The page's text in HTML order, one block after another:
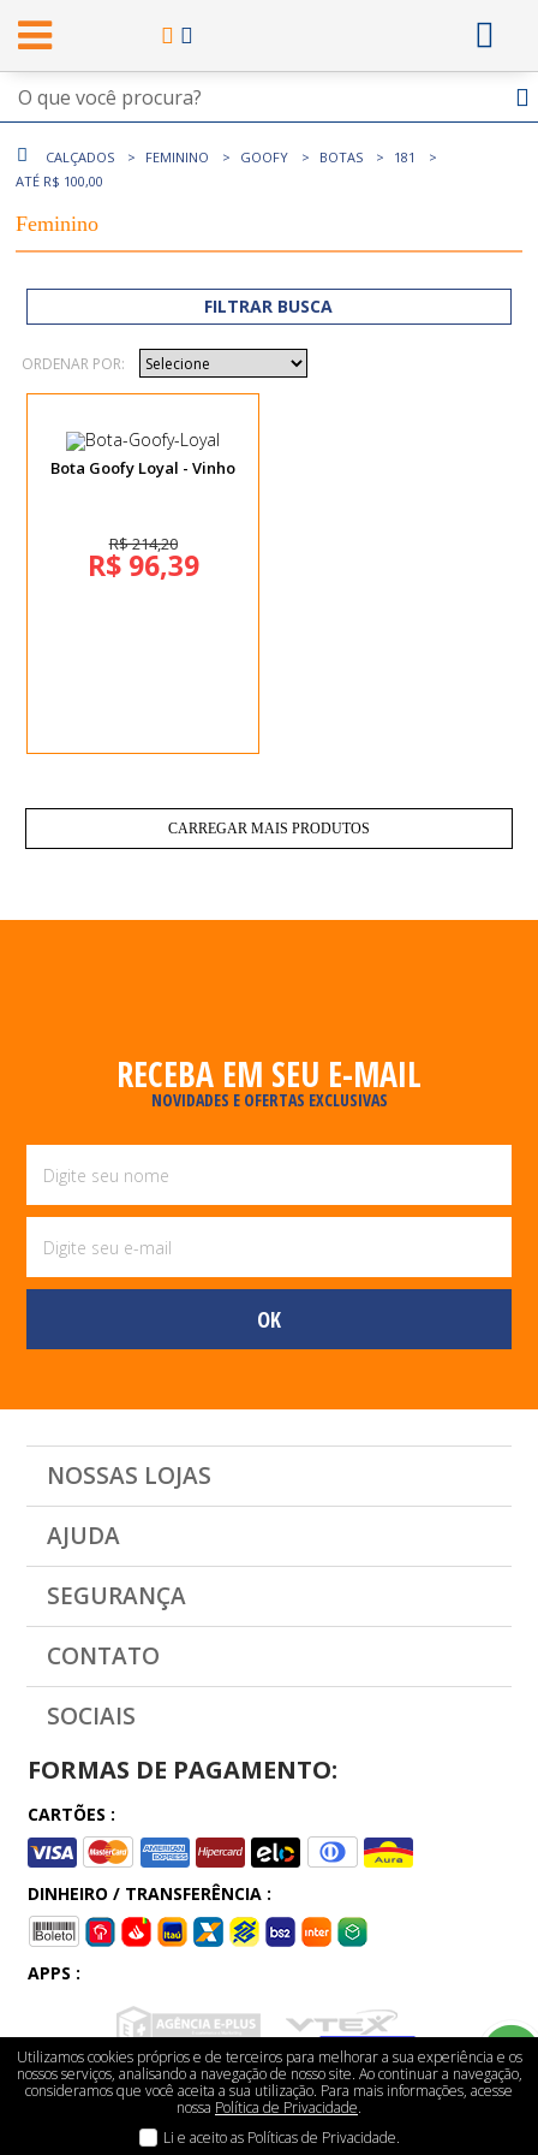
CALÇADOS FEMININO GOOFY BOTAS
181
ATÉ R$ 100,00
Feminino
FILTRAR BUSCA
ORDENAR POR:
Bota Goofy Loyal - Vinho
R$ 214,20
R$ 96,39
CARREGAR MAIS PRODUTOS
RECEBA EM SEU E-MAIL
NOVIDADES E OFERTAS EXCLUSIVAS
NOSSAS LOJAS
AJUDA
SEGURANÇA
CONTATO
SOCIAIS
FORMAS DE PAGAMENTO:
CARTÕES :
DINHEIRO / TRANSFERÊNCIA :
APPS :
Utilizamos cookies próprios e de terceiros para melhorar a sua experiência e os
nossos serviços, analisando a navegação de nosso site. Ao continuar a navegação,
consideramos que você aceita a sua utilização. Para mais informações, acesse
nossa Política de Privacidade.
Li e aceito as Políticas de Privacidade.